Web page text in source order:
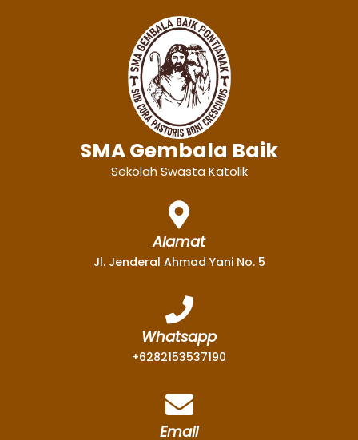
SMA Gembala Baik
Sekolah Swasta Katolik
Alamat
Jl. Jenderal Ahmad Yani No. 5
Whatsapp
+6282153537190
Email